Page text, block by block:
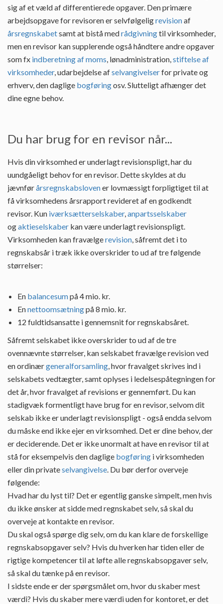
sig af et væld af differentierede opgaver. Den primære
arbejdsopgave for revisoren er selvfølgeligrevisionaf
årsregnskabetsamt at bistå medrådgivningtil virksomheder,
men en revisor kan supplerende også håndtere andre opgaver
som fx indberetning af moms, lønadministration,stiftelse af
virksomheder, udarbejdelse afselvangivelserfor private og
erhverv, den daglige bogføringosv. Slutteligt afhænger det
dine egne behov.
Du har brug for en revisor når...
Hvis din virksomhed er underlagt revisionspligt, har du
uundgåeligt behov for en revisor. Dette skyldes at du
jævnførårsregnskabslovener lovmæssigt forpligtiget til at
få virksomhedens årsrapport revideret af en godkendt
revisor. Kun iværksætterselskaber,anpartsselskaber
ogaktieselskaber kan være underlagt revisionspligt.
Virksomheden kan fravælgerevision, såfremt det i to
regnskabsår i træk ikke overskrider to ud af tre følgende
størrelser:
En balancesumpå 4 mio. kr.
Ennettoomsætningpå 8 mio. kr.
12 fuldtidsansatte i gennemsnit for regnskabsåret.
Såfremt selskabet ikke overskrider to ud af de tre
ovennævnte størrelser, kan selskabet fravælge revision ved
en ordinærgeneralforsamling, hvor fravalget skrives ind i
selskabets vedtægter, samt oplyses i ledelsespåtegningen for
det år, hvor fravalget af revisions er gennemført. Du kan
stadigvæk formentligt have brug for en revisor, selvom dit
selskab ikke er underlagt revisionspligt - også endda selvom
du måske end ikke ejer en virksomhed. Det er dine behov, der
er deciderende. Det er ikke unormalt at have en revisor til at
stå for eksempelvis den daglige bogføring i virksomheden
eller din privateselvangivelse. Du bør derfor overveje
følgende:
Hvad har du lyst til? Det er egentlig ganske simpelt, men hvis
du ikke ønsker at sidde med regnskabet selv, så skal du
overveje at kontakte en revisor.
Du skal også spørge dig selv, om du kan klare de forskellige
regnskabsopgaver selv? Hvis du hverken har tiden eller de
rigtige kompetencer til at løfte alle regnskabsopgaver selv,
så skal du tænke på en revisor.
I sidste ende er der spørgsmålet om, hvor du skaber mest
værdi? Hvis du skaber mere værdi uden for kontoret, er det